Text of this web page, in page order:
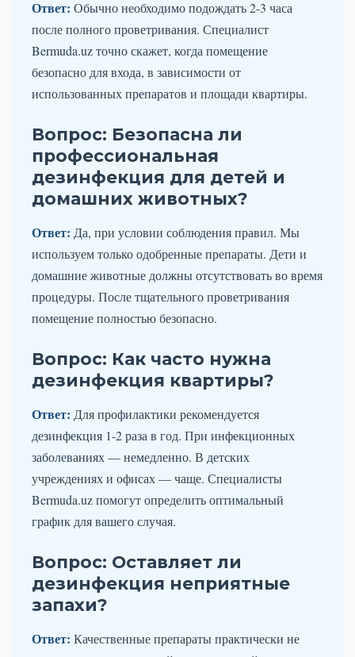
Ответ: Обычно необходимо подождать 2-3 часа
после полного проветривания. Специалист
Bermuda.uz точно скажет, когда помещение
безопасно для входа, в зависимости от
использованных препаратов и площади квартиры.
Вопрос: Безопасна ли
профессиональная
дезинфекция для детей и
домашних животных?
Ответ: Да, при условии соблюдения правил. Мы
используем только одобренные препараты. Дети и
домашние животные должны отсутствовать во время
процедуры. После тщательного проветривания
помещение полностью безопасно.
Вопрос: Как часто нужна
дезинфекция квартиры?
Ответ: Для профилактики рекомендуется
дезинфекция 1-2 раза в год. При инфекционных
заболеваниях — немедленно. В детских
учреждениях и офисах — чаще. Специалисты
Bermuda.uz помогут определить оптимальный
график для вашего случая.
Вопрос: Оставляет ли
дезинфекция неприятные
запахи?
Ответ: Качественные препараты практически не